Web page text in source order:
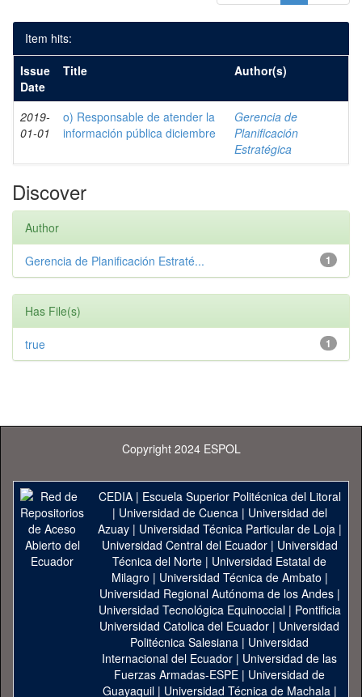
Item hits:
Issue
Date
Title Author(s)
2019-
01-01
o) Responsable de atender la
información pública diciembre
Gerencia de
Planificación
Estratégica
Discover
Author
1
Gerencia de Planificación Estraté...
Has File(s)
1
true
Copyright 2024 ESPOL
CEDIA| Escuela Superior Politécnica del Litoral
| Universidad de Cuenca| Universidad del
Azuay| Universidad Técnica Particular de Loja|
Universidad Central del Ecuador| Universidad
Técnica del Norte | Universidad Estatal de
Milagro | Universidad Técnica de Ambato |
Universidad Regional Autónoma de los Andes|
Universidad Tecnológica Equinoccial| Pontificia
Universidad Catolica del Ecuador | Universidad
Politécnica Salesiana | Universidad
Internacional del Ecuador | Universidad de las
Fuerzas Armadas-ESPE | Universidad de
Guayaquil| Universidad Técnica de Machala|